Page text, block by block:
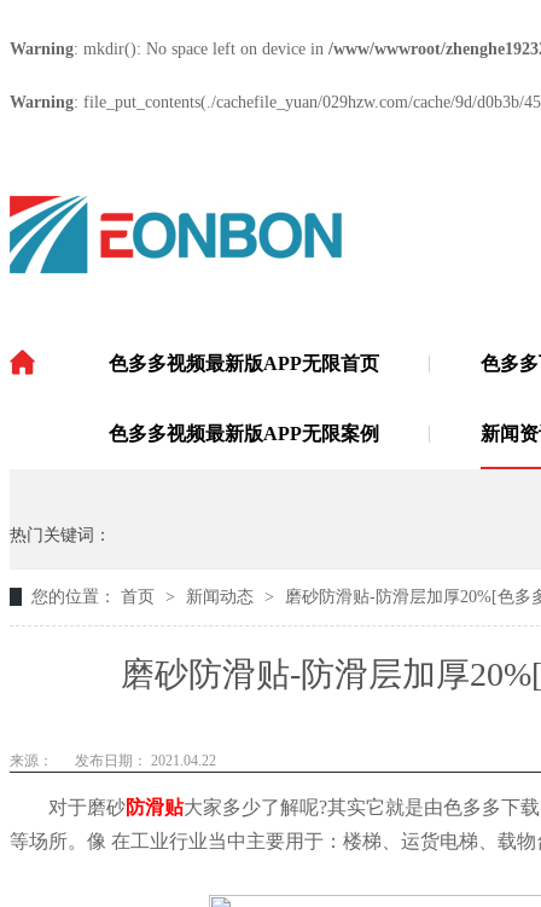
Warning: mkdir(): No space left on device in /www/wwwroot/
Warning: file_put_contents(./cachefile_yuan/029hzw.com/cache/9d/
色多多视频最新版APP无限首页 色多
色多多视频最新版APP无限案例 新闻
热门关键词：
您的位置： 首页 > 新闻动态 > 磨砂防滑贴-防滑层加厚20%[色多
磨砂防滑贴-防滑层加厚
来源： 发布日期： 2021.04.22
对于磨砂防滑贴大家多少了解呢?其实它就是由色多多下
等场所。像 在工业行业当中主要用于：楼梯、运货电梯、载